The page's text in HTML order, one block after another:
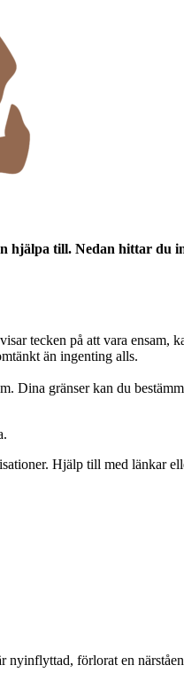
till. Nedan hittar du
tecken på att vara ensam,
än ingenting alls.
Dina gränser kan du
Hjälp till med länkar
nyinflyttad, förlorat en